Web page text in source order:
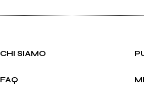
CHI SIAMO
FAQ